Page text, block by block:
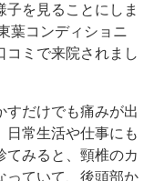
子を見ることにしま
葉コンディショニ
コミで来院されまし
すだけでも痛みが出
日常生活や仕事にも
てみると、頸椎のカ
っていて、後頭部か